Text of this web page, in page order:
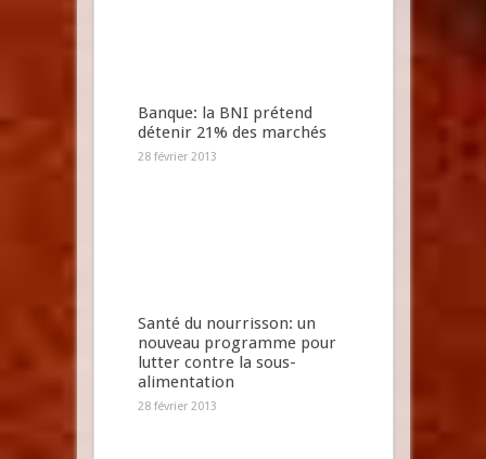
Banque: la BNI prétend
détenir 21% des marchés
28 février 2013
Santé du nourrisson: un
nouveau programme pour
lutter contre la sous-
alimentation
28 février 2013